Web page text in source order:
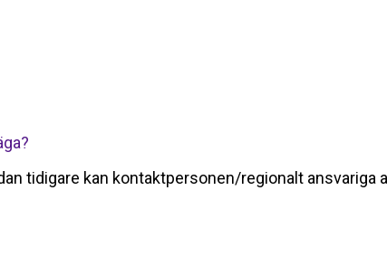
tidigare kan kontaktpersonen/regionalt ansvariga